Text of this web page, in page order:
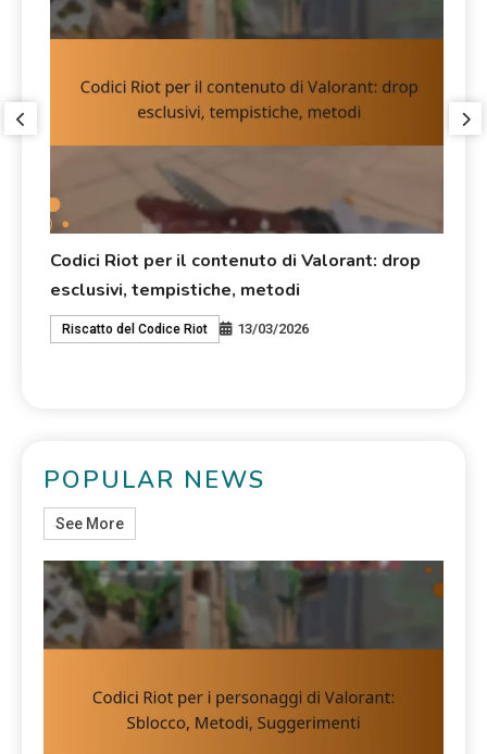
Codici Riot per il contenuto di Valorant: drop
esclusivi, tempistiche, metodi
Riscatto del Codice Riot 13/03/2026
POPULAR NEWS
See More